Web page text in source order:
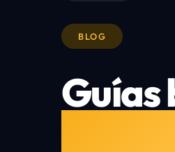
BLOG
Guías